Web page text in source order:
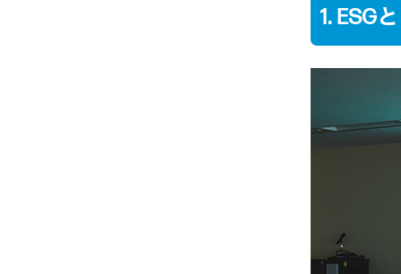
1. ESG